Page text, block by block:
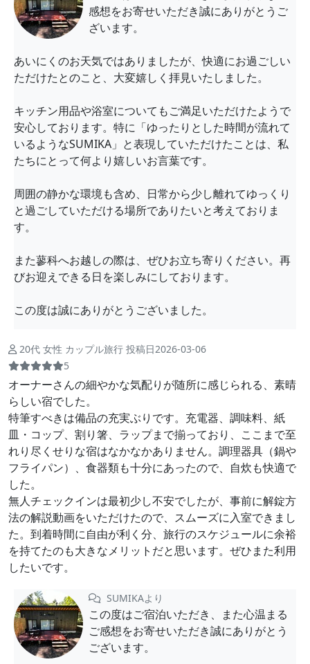
感想をお寄せいただき誠にありがとうご
ざいます。
あいにくのお天気ではありましたが、快適にお過ごしい
ただけたとのこと、大変嬉しく拝見いたしました。
キッチン用品や浴室についてもご満足いただけたようで
安心しております。特に「ゆったりとした時間が流れて
いるようなSUMIKA」と表現していただけたことは、私
たちにとって何より嬉しいお言葉です。
周囲の静かな環境も含め、日常から少し離れてゆっくり
と過ごしていただける場所でありたいと考えておりま
す。
また蓼科へお越しの際は、ぜひお立ち寄りください。再
びお迎えできる日を楽しみにしております。
この度は誠にありがとうございました。
20代 女性 カップル旅行 投稿日2026-03-06
5
オーナーさんの細やかな気配りが随所に感じられる、素晴
らしい宿でした。
特筆すべきは備品の充実ぶりです。充電器、調味料、紙
皿・コップ、割り箸、ラップまで揃っており、ここまで至
れり尽くせりな宿はなかなかありません。調理器具（鍋や
フライパン）、食器類も十分にあったので、自炊も快適で
した。
​無人チェックインは最初少し不安でしたが、事前に解錠方
法の解説動画をいただけたので、スムーズに入室できまし
た。到着時間に自由が利く分、旅行のスケジュールに余裕
を持てたのも大きなメリットだと思います。ぜひまた利用
したいです。
SUMIKAより
この度はご宿泊いただき、また心温まる
ご感想をお寄せいただき誠にありがとう
ございます。